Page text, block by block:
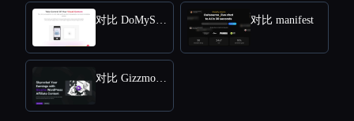
对比 DoMyShoot 对比 manifest
对比 Gizzmo Ai